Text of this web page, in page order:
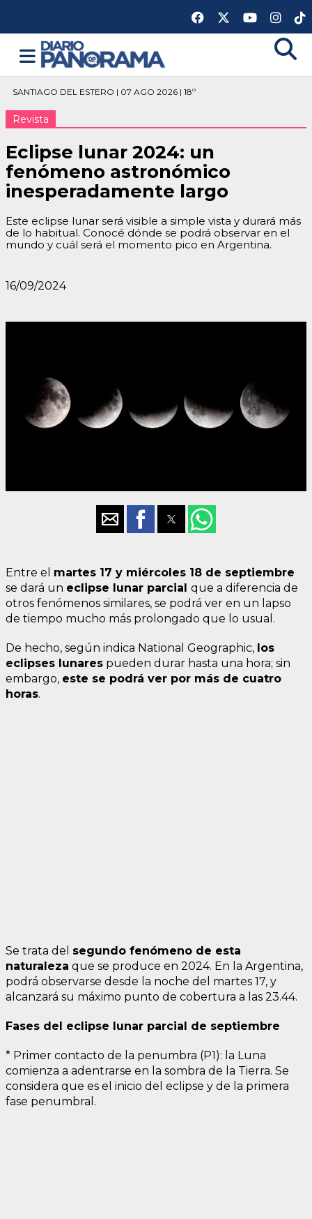
SANTIAGO DEL ESTERO | 07 AGO 2026 | 18º
Revista
Eclipse lunar 2024: un
fenómeno astronómico
inesperadamente largo
Este eclipse lunar será visible a simple vista y durará más
de lo habitual. Conocé dónde se podrá observar en el
mundo y cuál será el momento pico en Argentina.
16/09/2024
Entre el martes 17 y miércoles 18 de septiembre
se dará un eclipse lunar parcial que a diferencia de
otros fenómenos similares, se podrá ver en un lapso
de tiempo mucho más prolongado que lo usual.
De hecho, según indica National Geographic, los
eclipses lunares pueden durar hasta una hora; sin
embargo, este se podrá ver por más de cuatro
horas.
Se trata del segundo fenómeno de esta
naturaleza que se produce en 2024. En la Argentina,
podrá observarse desde la noche del martes 17, y
alcanzará su máximo punto de cobertura a las 23.44.
Fases del eclipse lunar parcial de septiembre
* Primer contacto de la penumbra (P1): la Luna
comienza a adentrarse en la sombra de la Tierra. Se
considera que es el inicio del eclipse y de la primera
fase penumbral.